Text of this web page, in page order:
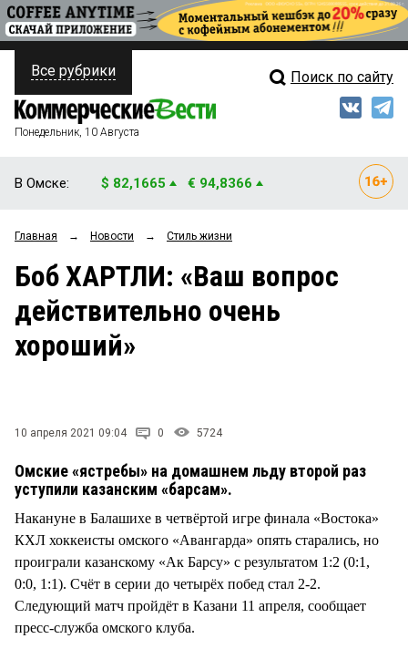
ПОЛИТИКА
ФИНАНСЫ
ОБЩЕСТВО
ЗАКОН
НОВОСТИ КОМПАНИЙ
Свежий выпуск
Рейтинги
Блоги
Все рубрики Поиск по сайту
Понедельник, 10 Августа
В Омске: $ 82,1665 € 94,8366
Главная → Новости → Стиль жизни
Боб ХАРТЛИ: «Ваш вопрос
действительно очень
хороший»
10 апреля 2021 09:04 0 5724
Омские «ястребы» на домашнем льду второй раз
уступили казанским «барсам».
Накануне в Балашихе в четвёртой игре финала «Востока»
КХЛ хоккеисты омского «Авангарда» опять старались, но
проиграли казанскому «Ак Барсу» с результатом 1:2 (0:1,
0:0, 1:1). Счёт в серии до четырёх побед стал 2-2.
Следующий матч пройдёт в Казани 11 апреля, сообщает
пресс-служба омского клуба.